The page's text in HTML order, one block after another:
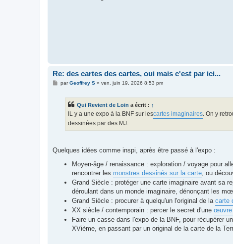
Re: des cartes des cartes, oui mais c'est par ici...
MparGeoffrey S» ven. juin 19, 2026 8:53 pm
Qui Revient de Loin a écrit : ↑
IL y a une expo à la BNF sur lescartes imaginaires. On y
dessinées par des MJ.
Quelques idées comme inspi, après être passé à l'expo :
Moyen-âge / renaissance : exploration / voyage pour
rencontrer les monstres dessinés sur la carte, ou
Grand Siècle : protéger une carte imaginaire avant sa
déroulant dans un monde imaginaire, dénonçant les
Grand Siècle : procurer à quelqu'un l'original de la carte
XX siècle / contemporain : percer le secret d'une œuvre
Faire un casse dans l'expo de la BNF, pour récupérer
XVième, en passant par un original de la carte de la